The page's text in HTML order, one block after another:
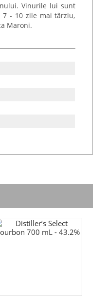
Vinurile lui sunt
7 - 10 zile mai târziu,
Maroni.